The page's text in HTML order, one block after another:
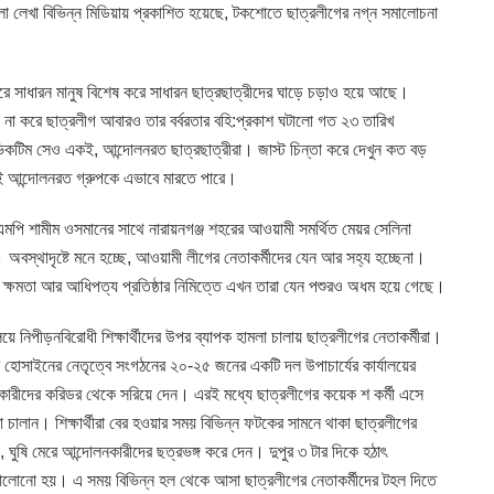
বিভিন্ন মিডিয়ায় প্রকাশিত হয়েছে, টকশোতে ছাত্রলীগের নগ্ন সমালোচনা
সাধারন মানুষ বিশেষ করে সাধারন ছাত্রছাত্রীদের ঘাড়ে চড়াও হয়ে আছে।
করে ছাত্রলীগ আবারও তার বর্বরতার বহি:প্রকাশ ঘটালো গত ২৩ তারিখ
সেও একই, আন্দোলনরত ছাত্রছাত্রীরা। জাস্ট চিন্তা করে দেখুন কত বড়
আন্দোলনরত গ্রুপকে এভাবে মারতে পারে।
শামীম ওসমানের সাথে নারায়নগঞ্জ শহরের আওয়ামী সমর্থিত মেয়র সেলিনা
মনে হচ্ছে, আওয়ামী লীগের নেতাকর্মীদের যেন আর সহ্য হচ্ছেনা।
আর আধিপত্য প্রতিষ্ঠার নিমিত্তে এখন তারা যেন পশুরও অধম হয়ে গেছে।
নিপীড়নবিরোধী শিক্ষার্থীদের উপর ব্যাপক হামলা চালায় ছাত্রলীগের নেতাকর্মীরা।
নেতৃত্বে সংগঠনের ২০-২৫ জনের একটি দল উপাচার্যের কার্যালয়ের
করিডর থেকে সরিয়ে দেন। এরই মধ্যে ছাত্রলীগের কয়েক শ কর্মী এসে
শিক্ষার্থীরা বের হওয়ার সময় বিভিন্ন ফটকের সামনে থাকা ছাত্রলীগের
ঘুষি মেরে আন্দোলনকারীদের ছত্রভঙ্গ করে দেন। দুপুর ৩ টার দিকে হঠাৎ
হয়। এ সময় বিভিন্ন হল থেকে আসা ছাত্রলীগের নেতাকর্মীদের টহল দিতে